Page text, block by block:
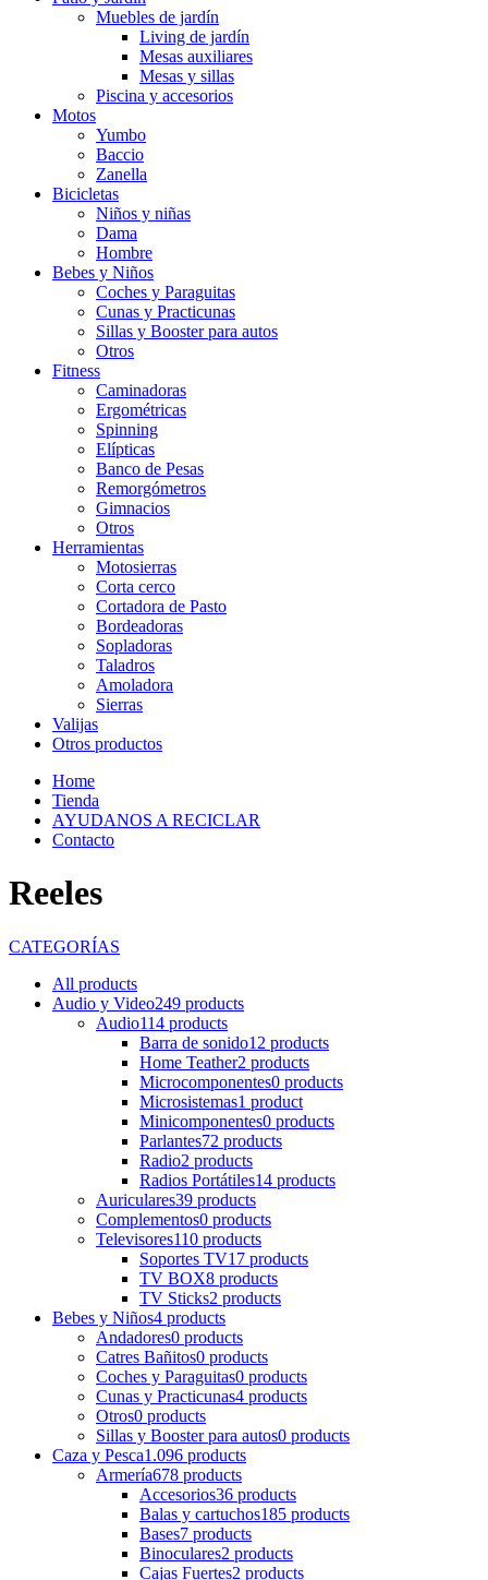
Muebles de jardín
Living de jardín
Mesas auxiliares
Mesas y sillas
Piscina y accesorios
Motos
Yumbo
Baccio
Zanella
Bicicletas
Niños y niñas
Dama
Hombre
Bebes y Niños
Coches y Paraguitas
Cunas y Practicunas
Sillas y Booster para autos
Otros
Fitness
Caminadoras
Ergométricas
Spinning
Elípticas
Banco de Pesas
Remorgómetros
Gimnacios
Otros
Herramientas
Motosierras
Corta cerco
Cortadora de Pasto
Bordeadoras
Sopladoras
Taladros
Amoladora
Sierras
Valijas
Otros productos
Home
Tienda
AYUDANOS A RECICLAR
Contacto
Reeles
CATEGORÍAS
All products
Audio y Video249 products
Audio114 products
Barra de sonido12 products
Home Teather2 products
Microcomponentes0 products
Microsistemas1 product
Minicomponentes0 products
Parlantes72 products
Radio2 products
Radios Portátiles14 products
Auriculares39 products
Complementos0 products
Televisores110 products
Soportes TV17 products
TV BOX8 products
TV Sticks2 products
Bebes y Niños4 products
Andadores0 products
Catres Bañitos0 products
Coches y Paraguitas0 products
Cunas y Practicunas4 products
Otros0 products
Sillas y Booster para autos0 products
Caza y Pesca1.096 products
Armería678 products
Accesorios36 products
Balas y cartuchos185 products
Bases7 products
Binoculares2 products
Cajas Fuertes2 products